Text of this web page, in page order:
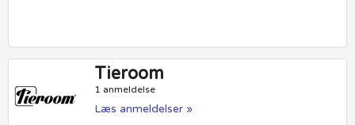
Tieroom
1 anmeldelse
Læs anmeldelser »